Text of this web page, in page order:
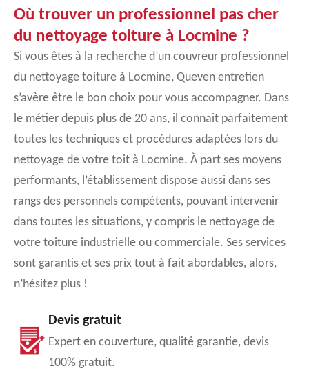
Où trouver un professionnel pas cher
du nettoyage toiture à Locmine ?
Si vous êtes à la recherche d’un couvreur professionnel
du nettoyage toiture à Locmine, Queven entretien
s’avère être le bon choix pour vous accompagner. Dans
le métier depuis plus de 20 ans, il connait parfaitement
toutes les techniques et procédures adaptées lors du
nettoyage de votre toit à Locmine. À part ses moyens
performants, l’établissement dispose aussi dans ses
rangs des personnels compétents, pouvant intervenir
dans toutes les situations, y compris le nettoyage de
votre toiture industrielle ou commerciale. Ses services
sont garantis et ses prix tout à fait abordables, alors,
n’hésitez plus !
Devis gratuit
Expert en couverture, qualité garantie, devis
100% gratuit.